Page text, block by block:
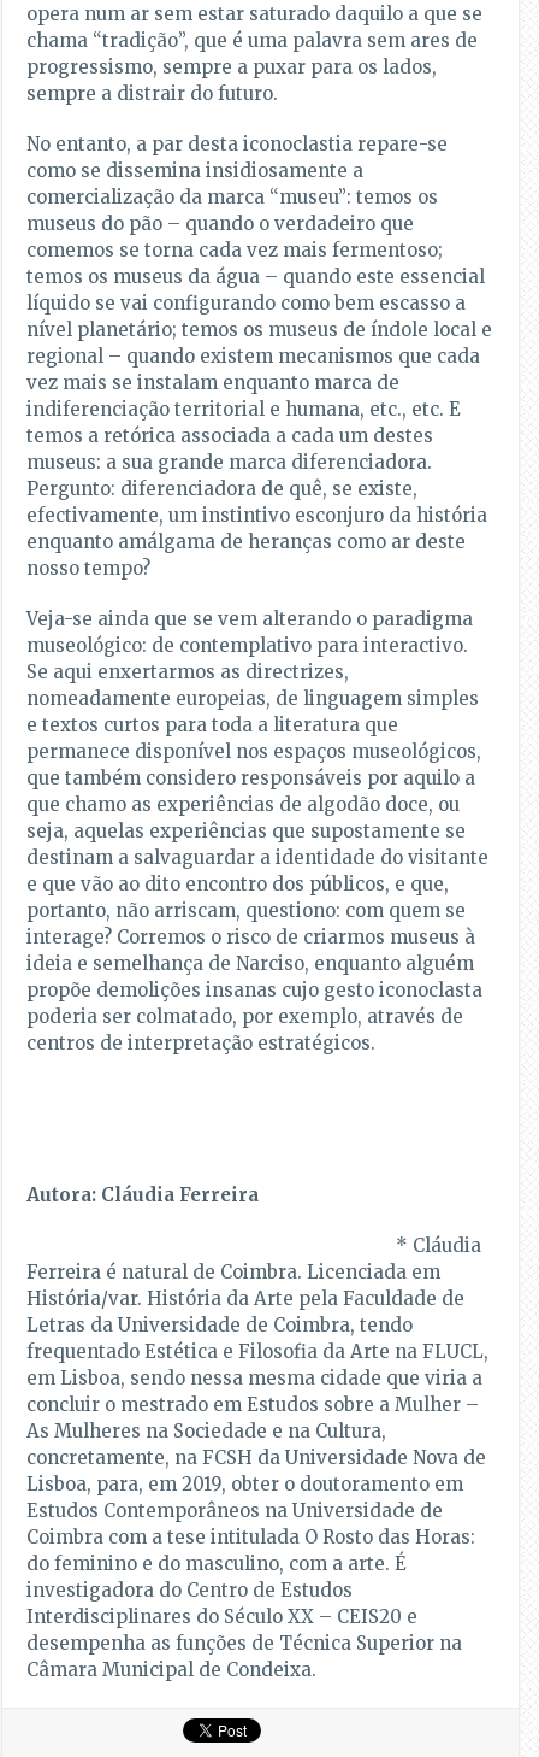
opera num ar sem estar saturado daquilo a que se
chama “tradição”, que é uma palavra sem ares de
progressismo, sempre a puxar para os lados,
sempre a distrair do futuro.
No entanto, a par desta iconoclastia repare-se
como se dissemina insidiosamente a
comercialização da marca “museu”: temos os
museus do pão – quando o verdadeiro que
comemos se torna cada vez mais fermentoso;
temos os museus da água – quando este essencial
líquido se vai configurando como bem escasso a
nível planetário; temos os museus de índole local e
regional – quando existem mecanismos que cada
vez mais se instalam enquanto marca de
indiferenciação territorial e humana, etc., etc. E
temos a retórica associada a cada um destes
museus: a sua grande marca diferenciadora.
Pergunto: diferenciadora de quê, se existe,
efectivamente, um instintivo esconjuro da história
enquanto amálgama de heranças como ar deste
nosso tempo?
Veja-se ainda que se vem alterando o paradigma
museológico: de contemplativo para interactivo.
Se aqui enxertarmos as directrizes,
nomeadamente europeias, de linguagem simples
e textos curtos para toda a literatura que
permanece disponível nos espaços museológicos,
que também considero responsáveis por aquilo a
que chamo as experiências de algodão doce, ou
seja, aquelas experiências que supostamente se
destinam a salvaguardar a identidade do visitante
e que vão ao dito encontro dos públicos, e que,
portanto, não arriscam, questiono: com quem se
interage? Corremos o risco de criarmos museus à
ideia e semelhança de Narciso, enquanto alguém
propõe demolições insanas cujo gesto iconoclasta
poderia ser colmatado, por exemplo, através de
centros de interpretação estratégicos.
Autora: Cláudia Ferreira
* Cláudia
Ferreira é natural de Coimbra. Licenciada em
História/var. História da Arte pela Faculdade de
Letras da Universidade de Coimbra, tendo
frequentado Estética e Filosofia da Arte na FLUCL,
em Lisboa, sendo nessa mesma cidade que viria a
concluir o mestrado em Estudos sobre a Mulher –
As Mulheres na Sociedade e na Cultura,
concretamente, na FCSH da Universidade Nova de
Lisboa, para, em 2019, obter o doutoramento em
Estudos Contemporâneos na Universidade de
Coimbra com a tese intitulada O Rosto das Horas:
do feminino e do masculino, com a arte. É
investigadora do Centro de Estudos
Interdisciplinares do Século XX – CEIS20 e
desempenha as funções de Técnica Superior na
Câmara Municipal de Condeixa.